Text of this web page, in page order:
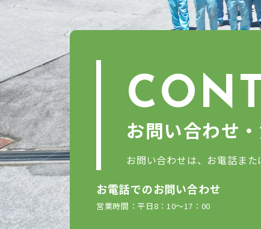
お問い合わせ
お問い合わせは、お電話また
お電話でのお問い合わせ
営業時間：平日8：10～17：00